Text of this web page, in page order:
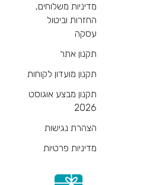
מדיניות משלוחים,
החזרות וביטול
עסקה
תקנון אתר
תקנון מועדון לקוחות
תקנון מבצע אוגוסט
2026
הצהרת נגישות
מדיניות פרטיות